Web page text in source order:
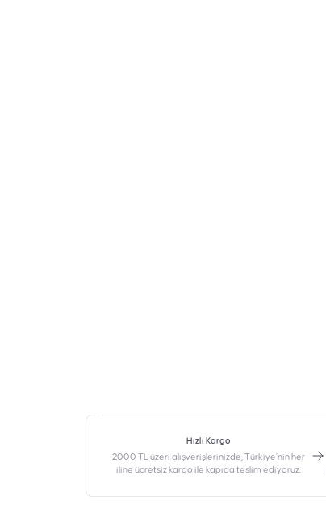
Hızlı Kargo
2000 TL üzeri alışverişlerinizde, Türkiye’nin her
iline ücretsiz kargo ile kapıda teslim ediyoruz.